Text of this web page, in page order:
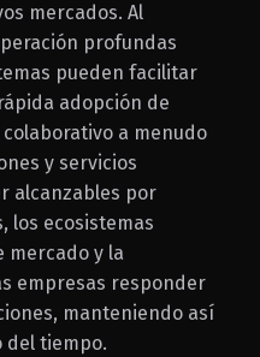
mercados. Al
profundas
pueden facilitar
adopción de
a menudo
y servicios
alcanzables por
los ecosistemas
mercado y la
empresas responder
manteniendo así
del tiempo.